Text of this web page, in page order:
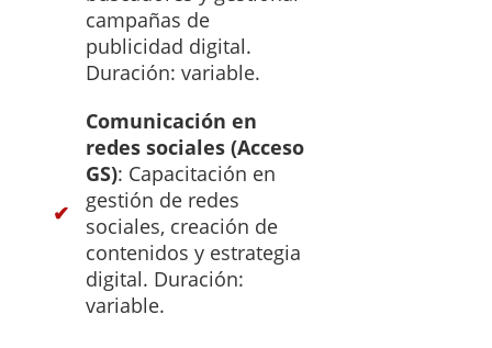
campañas de
publicidad digital.
Duración: variable.
Comunicación en
redes sociales (Acceso
GS): Capacitación en
gestión de redes
sociales, creación de
contenidos y estrategia
digital. Duración:
variable.